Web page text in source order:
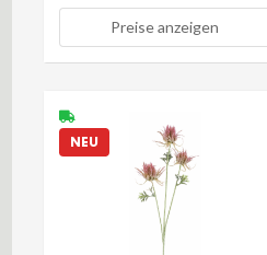
Preise anzeigen
NEU